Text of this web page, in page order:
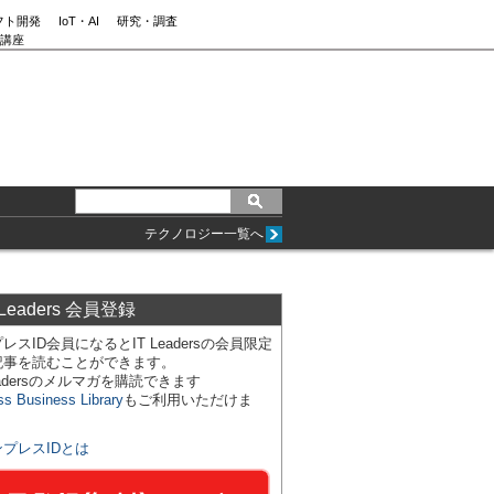
ト開発 IoT・AI
研究・調査
座
テクノロジー一覧へ
会員登録
スID会員になるとIT Leadersの会員限定
を読むことができます。
のメルマガを購読できます
Business Libraryもご利用いただけま
プレスIDとは